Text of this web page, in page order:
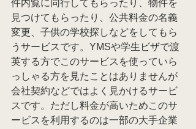
件内覧に同行してもらったり、物件を
見つけてもらったり、公共料金の名義
変更、子供の学校探しなどをしてもら
うサービスです。YMSや学生ビザで渡
英する方でこのサービスを使っていら
っしゃる方を見たことはありませんが
会社契約などではよく見かけるサービ
スです。ただし料金が高いためこのサ
ービスを利用するのは一部の大手企業